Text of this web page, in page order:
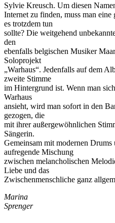
Sylvie Kreusch. Um diesen
Internet zu finden, muss man eine
es trotzdem tun
sollte? Die weitgehend
den
ebenfalls belgischen Musiker
Soloprojekt
„Warhaus“. Jedenfalls auf dem
zweite Stimme
im Hintergrund ist. Wenn man
Warhaus
ansieht, wird man sofort in den
gezogen, die
mit ihrer außergewöhnlichen
Sängerin.
Gemeinsam mit modernen Drums
aufregende Mischung
zwischen melancholischen
Liebe und das
Zwischenmenschliche ganz
Marina
Sprenger